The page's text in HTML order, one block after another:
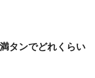
タンでどれくらい